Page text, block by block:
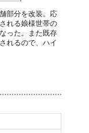
部分を改装。応
れる娘様世帯の
った。また既存
れるので、ハイ